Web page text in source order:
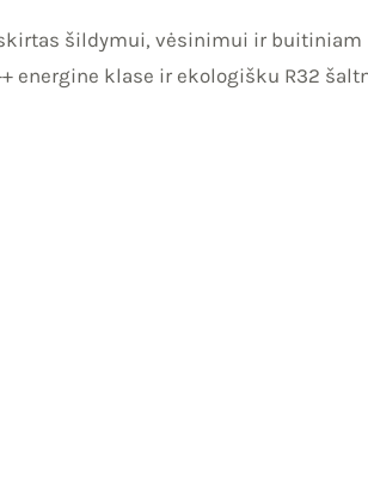
šildymui, vėsinimui ir buitiniam
energine klase ir ekologišku R32